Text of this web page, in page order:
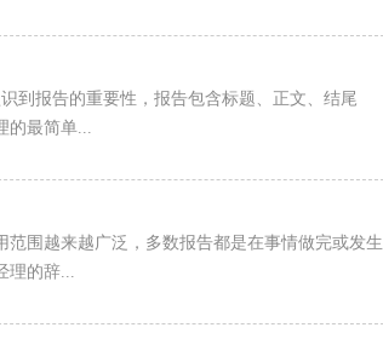
到报告的重要性，报告包含标题、正文、结尾
的最简单...
围越来越广泛，多数报告都是在事情做完或发生
理的辞...